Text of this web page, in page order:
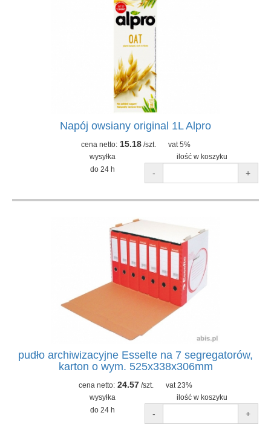
Napój owsiany original 1L Alpro
cena netto: 15.18/szt.
vat 5%
wysyłka
ilość w koszyku
do 24 h
- +
pudło archiwizacyjne Esselte na 7 segregatorów,
karton o wym. 525x338x306mm
cena netto: 24.57 /szt.
vat 23%
wysyłka
ilość w koszyku
do 24 h
- +